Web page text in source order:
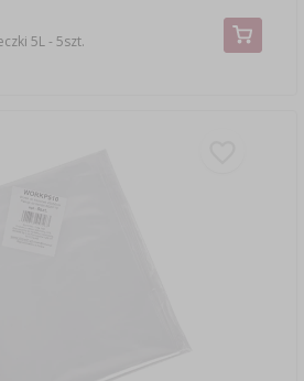
5L - 5szt.